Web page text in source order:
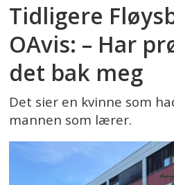
Tidligere
OAvis: – Har
det bak meg
Det sier en kvinne som
mannen som lærer.